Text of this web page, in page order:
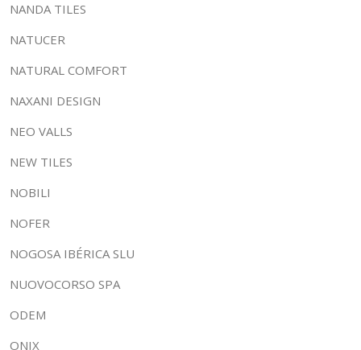
NANDA TILES
NATUCER
NATURAL COMFORT
NAXANI DESIGN
NEO VALLS
NEW TILES
NOBILI
NOFER
NOGOSA IBÉRICA SLU
NUOVOCORSO SPA
ODEM
ONIX